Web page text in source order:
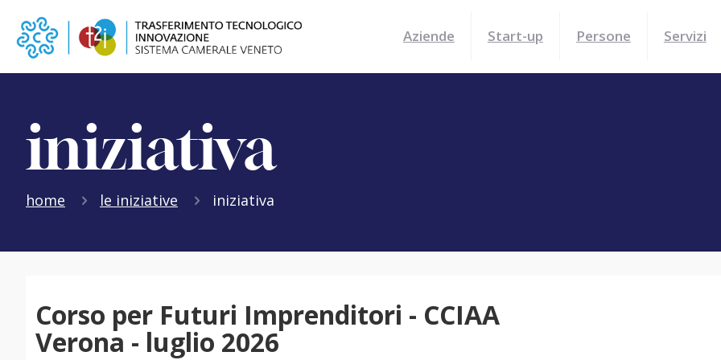
Aziende Start-up Persone Servizi
iniziativa
home le iniziative iniziativa
Corso per Futuri Imprenditori - CCIAA
Verona - luglio 2026